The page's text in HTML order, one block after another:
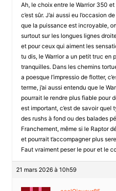
Ah, le choix entre le Warrior 350
c’est sûr. J’ai aussi eu l’occasion
que la puissance est incroyable,
surtout sur les longues lignes
et pour ceux qui aiment les
tu dis, le Warrior a un petit truc en
tranquilles. Dans les chemins
a poesque l’impressio de flotter,
terme, j’ai aussi entendu que le
pourrait le rendre plus fiable pour
est important, c’est de savoir quel
des rushs à fond ou des balades
Franchement, même si le Raptor
et pourrait t’accompagner plus
Faut vraiment peser le pour et le
21 mars 2026 à 10h59